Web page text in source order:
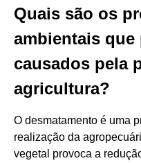
Quais são os
ambientais que
causados pela
agricultura?
O desmatamento é uma
realização da
vegetal provoca a